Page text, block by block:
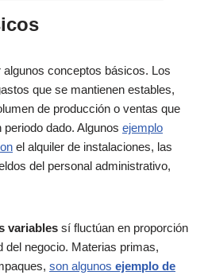
conceptos básicos. Los
que se mantienen estables,
de producción o ventas que
dado. Algunos ejemplo
el alquiler de instalaciones, las
del personal administrativo,
variables sí fluctúan en proporción
del negocio. Materias primas,
son algunos ejemplo de